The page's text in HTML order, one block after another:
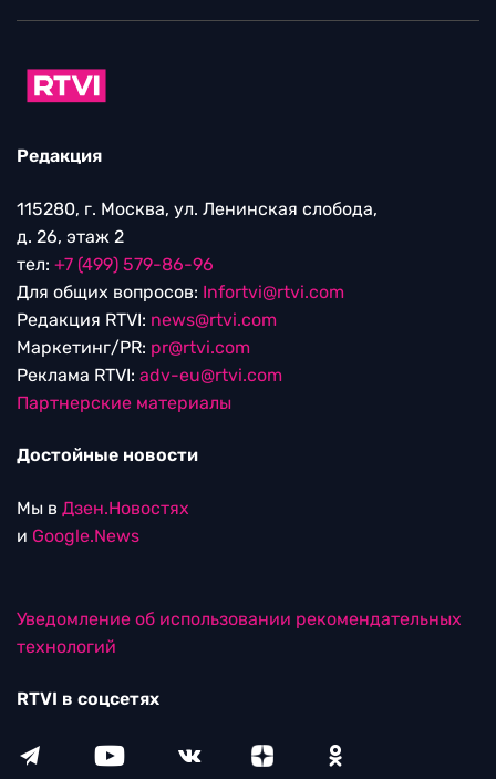
Редакция
115280, г. Москва, ул. Ленинская слобода,
д. 26, этаж 2
тел: +7 (499) 579-86-96
Для общих вопросов: Infortvi@rtvi.com
Редакция RTVI: news@rtvi.com
Маркетинг/PR: pr@rtvi.com
Реклама RTVI: adv-eu@rtvi.com
Партнерские материалы
Достойные новости
Мы в Дзен.Новостях
и Google.News
Уведомление об использовании рекомендательных
технологий
RTVI в соцсетях